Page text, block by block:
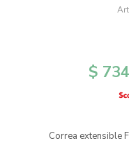
$ 734
Correa extensible